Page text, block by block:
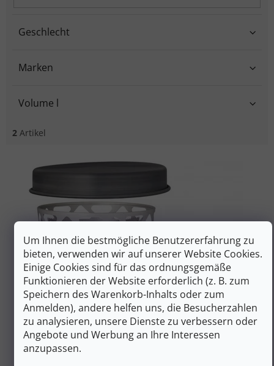
Um Ihnen die bestmögliche Benutzererfahrung zu
bieten, verwenden wir auf unserer Website Cookies.
Einige Cookies sind für das ordnungsgemäße
Funktionieren der Website erforderlich (z. B. zum
Speichern des Warenkorb-Inhalts oder zum
Anmelden), andere helfen uns, die Besucherzahlen
zu analysieren, unsere Dienste zu verbessern oder
Angebote und Werbung an Ihre Interessen
anzupassen.
Marken
Geschlecht
Volume l
2 Artikel
Liste der Produkte
164 €